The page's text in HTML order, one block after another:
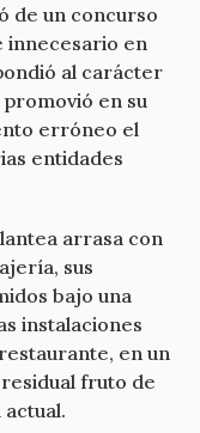
de un concurso
innecesario en
al carácter
en su
erróneo el
entidades
arrasa con
sus
bajo una
instalaciones
en un
fruto de